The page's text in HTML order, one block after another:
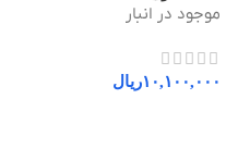
موجود در انبار
۱۰,۱۰۰,۰۰۰ریال